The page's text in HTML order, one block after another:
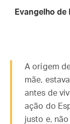
Evangelho
A origem
mãe,
antes de
ação do
justo e,